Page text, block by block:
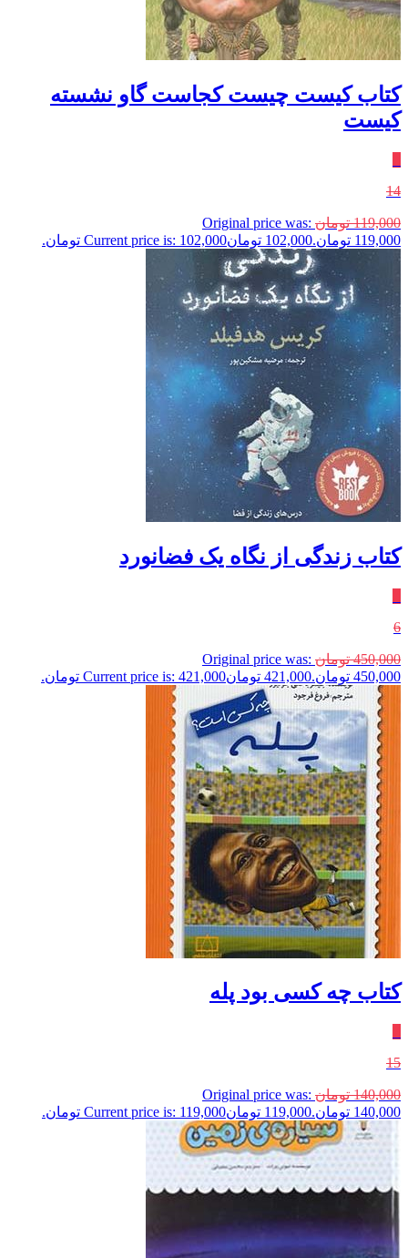
کتاب کیست چیست کجاست گاو نشسته
کیست
14
119,000 تومان Original price was:
119,000 تومان.
102,000 تومانCurrent price is: 102,000 تومان.
کتاب زندگی از نگاه یک فضانورد
6
450,000 تومان Original price was:
450,000 تومان.
421,000 تومانCurrent price is: 421,000 تومان.
کتاب چه کسی بود پله
15
140,000 تومان Original price was:
140,000 تومان.
119,000 تومانCurrent price is: 119,000 تومان.